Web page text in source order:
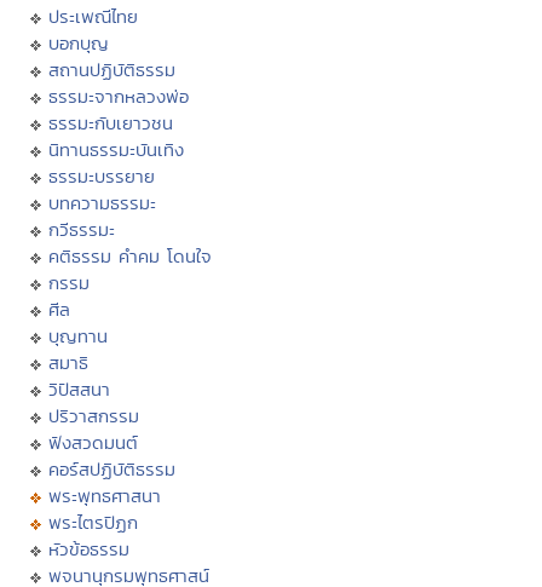
ประเพณีไทย
บอกบุญ
สถานปฏิบัติธรรม
ธรรมะจากหลวงพ่อ
ธรรมะกับเยาวชน
นิทานธรรมะบันเทิง
ธรรมะบรรยาย
บทความธรรมะ
กวีธรรมะ
คติธรรม คำคม โดนใจ
กรรม
ศีล
บุญทาน
สมาธิ
วิปัสสนา
ปริวาสกรรม
ฟังสวดมนต์
คอร์สปฏิบัติธรรม
พระพุทธศาสนา
พระไตรปิฏก
หัวข้อธรรม
พจนานุกรมพุทธศาสน์